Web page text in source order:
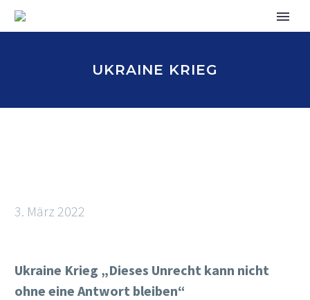
UKRAINE KRIEG
3. März 2022
Ukraine Krieg „Dieses Unrecht kann nicht
ohne eine Antwort bleiben“